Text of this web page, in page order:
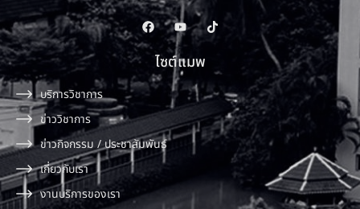
ไซต์แมพ
บริการวิชาการ
ข่าววิชาการ
ข่าวกิจกรรม / ประชาสัมพันธ์
เกี่ยวกับเรา
งานบริการของเรา